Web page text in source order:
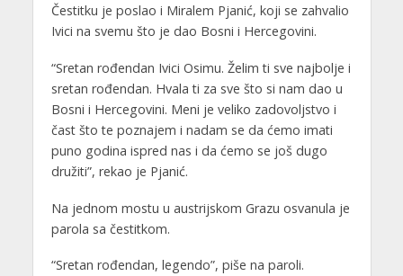
Čestitku je poslao i Miralem Pjanić, koji se zahvalio
Ivici na svemu što je dao Bosni i Hercegovini.
“Sretan rođendan Ivici Osimu. Želim ti sve najbolje i
sretan rođendan. Hvala ti za sve što si nam dao u
Bosni i Hercegovini. Meni je veliko zadovoljstvo i
čast što te poznajem i nadam se da ćemo imati
puno godina ispred nas i da ćemo se još dugo
družiti”, rekao je Pjanić.
Na jednom mostu u austrijskom Grazu osvanula je
parola sa čestitkom.
“Sretan rođendan, legendo”, piše na paroli.